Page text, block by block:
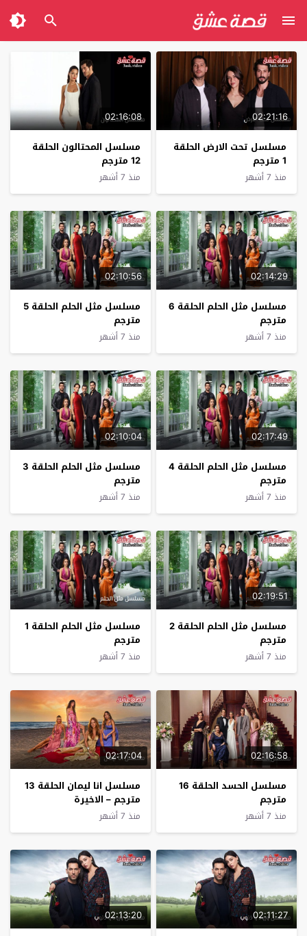
02:21:16
مسلسل تحت الارض الحلقة
1 مترجم
منذ 7 أشهر
02:16:08
مسلسل المحتالون الحلقة
12 مترجم
منذ 7 أشهر
02:14:29
مسلسل مثل الحلم الحلقة 6
مترجم
منذ 7 أشهر
02:10:56
مسلسل مثل الحلم الحلقة 5
مترجم
منذ 7 أشهر
02:17:49
مسلسل مثل الحلم الحلقة 4
مترجم
منذ 7 أشهر
02:10:04
مسلسل مثل الحلم الحلقة 3
مترجم
منذ 7 أشهر
02:19:51
مسلسل مثل الحلم الحلقة 2
مترجم
منذ 7 أشهر
مسلسل مثل الحلم الحلقة 1
مترجم
منذ 7 أشهر
02:16:58
مسلسل الحسد الحلقة 16
مترجم
منذ 7 أشهر
02:17:04
مسلسل انا ليمان الحلقة 13
مترجم – الاخيرة
منذ 7 أشهر
02:11:27
02:13:20